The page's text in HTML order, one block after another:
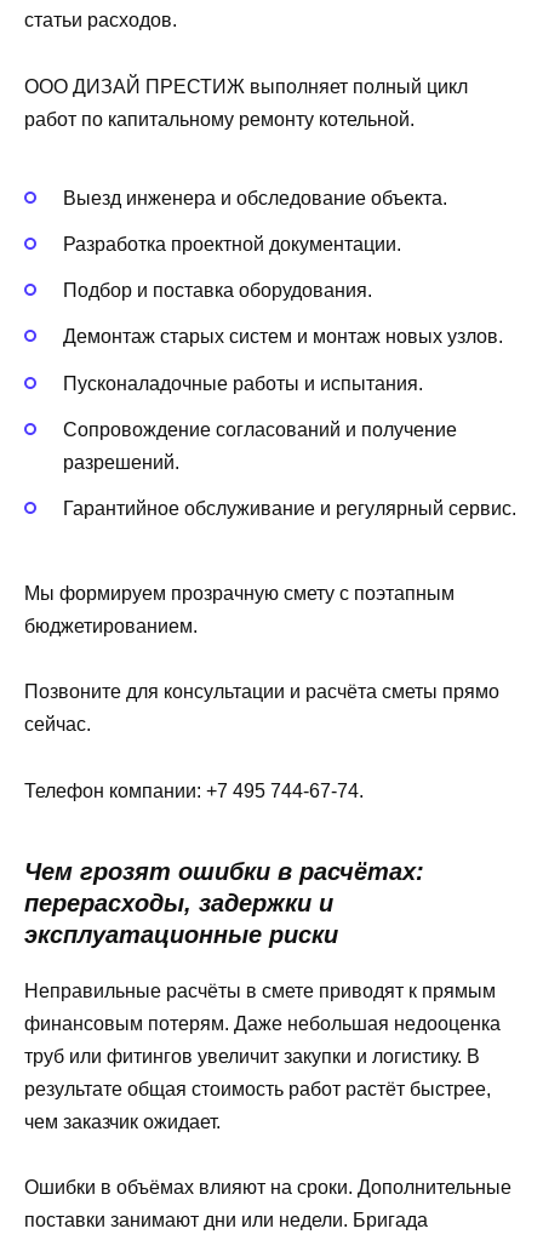
статьи расходов.
ООО ДИЗАЙ ПРЕСТИЖ выполняет полный цикл
работ по капитальному ремонту котельной.
Выезд инженера и обследование объекта.
Разработка проектной документации.
Подбор и поставка оборудования.
Демонтаж старых систем и монтаж новых узлов.
Пусконаладочные работы и испытания.
Сопровождение согласований и получение
разрешений.
Гарантийное обслуживание и регулярный сервис.
Мы формируем прозрачную смету с поэтапным
бюджетированием.
Позвоните для консультации и расчёта сметы прямо
сейчас.
Телефон компании: +7 495 744-67-74.
Чем грозят ошибки в расчётах:
перерасходы, задержки и
эксплуатационные риски
Неправильные расчёты в смете приводят к прямым
финансовым потерям. Даже небольшая недооценка
труб или фитингов увеличит закупки и логистику. В
результате общая стоимость работ растёт быстрее,
чем заказчик ожидает.
Ошибки в объёмах влияют на сроки. Дополнительные
поставки занимают дни или недели. Бригада